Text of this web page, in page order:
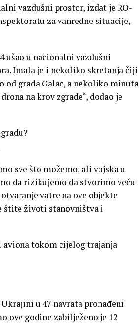
vazdušni prostor, izdat je RO-
za vanredne situacije,
ušao u nacionalni vazdušni
Imala je i nekoliko skretanja čiji
od grada Galac, a nekoliko minuta
na krov zgrade“, dodao je
sve što možemo, ali vojska u
da rizikujemo da stvorimo veću
vatre na ove objekte
štite životi stanovništva i
tokom cijelog trajanja
u 47 navrata pronađeni
ove godine zabilježeno je 12